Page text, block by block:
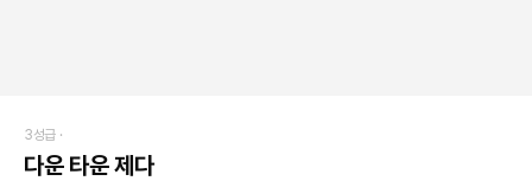
3성급 ·
다운 타운 제다